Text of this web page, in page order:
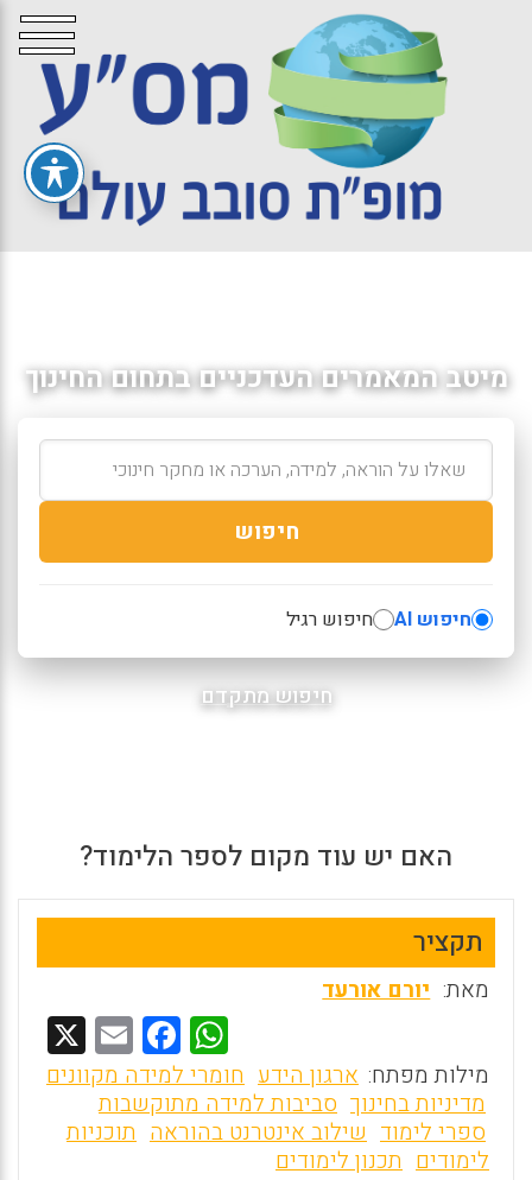
מיטב המאמרים העדכניים בתחום החינוך
חיפוש
חיפוש AI חיפוש רגיל
חיפוש מתקדם
האם יש עוד מקום לספר הלימוד?
תקציר
מאת: יורם אורעד
W
h
at
s
F
a
ce
b
E
m
l
מילות מפתח: ארגון הידע חומרי למידה מקוונים
מדיניות בחינוך סביבות למידה מתוקשבות
ספרי לימוד שילוב אינטרנט בהוראה תוכניות
לימודים תכנון לימודים